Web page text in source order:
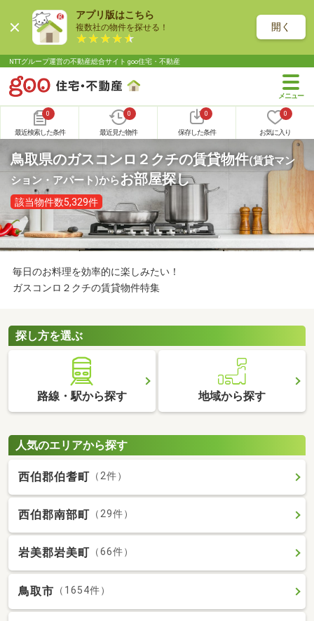
アプリ版はこちら
複数社の物件を探せる！ 開く
NTTグループ運営の不動産総合サイト goo住宅・不動産
0
最近検索した条件
0
最近見た物件
0
保存した条件
0
お気に入り
鳥取県のガスコンロ２クチの賃貸物件(賃貸マン
ション・アパート)からお部屋探し
該当物件数5,329件
毎日のお料理を効率的に楽しみたい！
ガスコンロ２クチの賃貸物件特集
探し方を選ぶ
路線・駅から探す 地域から探す
人気のエリアから探す
西伯郡伯耆町 （2件）
西伯郡南部町 （29件）
岩美郡岩美町 （66件）
鳥取市 （1654件）